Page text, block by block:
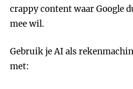
crappy content waar Google
mee wil.
Gebruik je AI als
met: